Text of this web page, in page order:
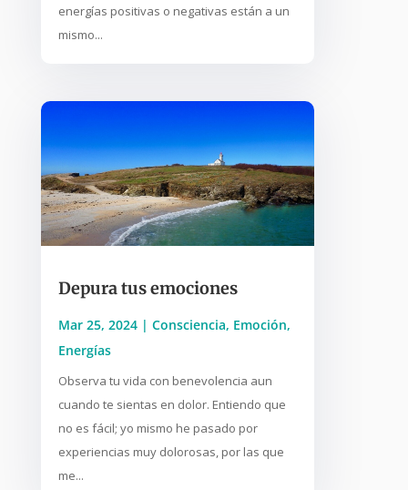
energías positivas o negativas están a un
mismo...
Depura tus emociones
Mar 25, 2024| Consciencia, Emoción,
Energías
Observa tu vida con benevolencia aun
cuando te sientas en dolor. Entiendo que
no es fácil; yo mismo he pasado por
experiencias muy dolorosas, por las que
me...